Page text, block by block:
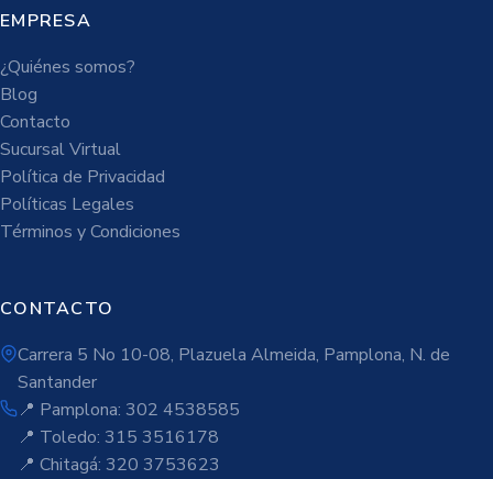
EMPRESA
¿Quiénes somos?
Blog
Contacto
Sucursal Virtual
Política de Privacidad
Políticas Legales
Términos y Condiciones
CONTACTO
Carrera 5 No 10-08, Plazuela Almeida, Pamplona, N. de
Santander
📍 Pamplona: 302 4538585
📍 Toledo: 315 3516178
📍 Chitagá: 320 3753623